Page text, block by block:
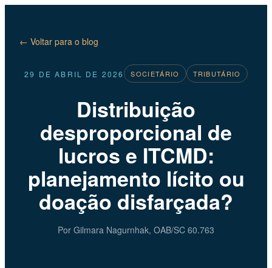
← Voltar para o blog
29 DE ABRIL DE 2026 SOCIETÁRIO TRIBUTÁRIO
Distribuição
desproporcional de
lucros e ITCMD:
planejamento lícito ou
doação disfarçada?
Por Gilmara Nagurnhak, OAB/SC 60.763